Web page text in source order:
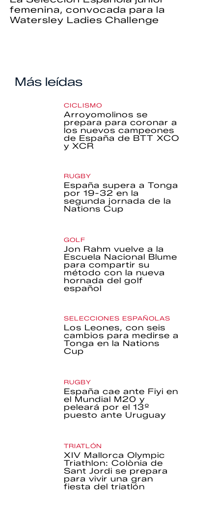
femenina, convocada para la
Watersley Ladies Challenge
Más leídas
CICLISMO
Arroyomolinos se
prepara para coronar a
los nuevos campeones
de España de BTT XCO
y XCR
RUGBY
España supera a Tonga
por 19-32 en la
segunda jornada de la
Nations Cup
GOLF
Jon Rahm vuelve a la
Escuela Nacional Blume
para compartir su
método con la nueva
hornada del golf
español
SELECCIONES ESPAÑOLAS
Los Leones, con seis
cambios para medirse a
Tonga en la Nations
Cup
RUGBY
España cae ante Fiyi en
el Mundial M20 y
peleará por el 13º
puesto ante Uruguay
TRIATLÓN
XIV Mallorca Olympic
Triathlon: Colònia de
Sant Jordi se prepara
para vivir una gran
fiesta del triatlón